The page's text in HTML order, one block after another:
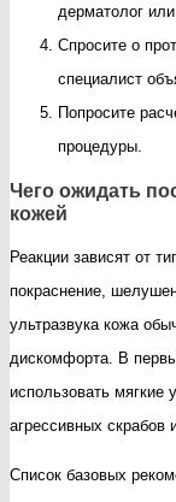
дерматолог
Спросите о
специалист
Попросите
процедуры.
Чего ожидать
кожей
Реакции зависят от
покраснение,
ультразвука кожа
дискомфорта. В
использовать мягкие
агрессивных скрабов
Список базовых